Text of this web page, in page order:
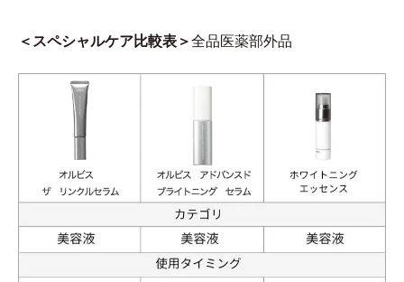
＜スペシャルケア比較表＞全品医薬部外品